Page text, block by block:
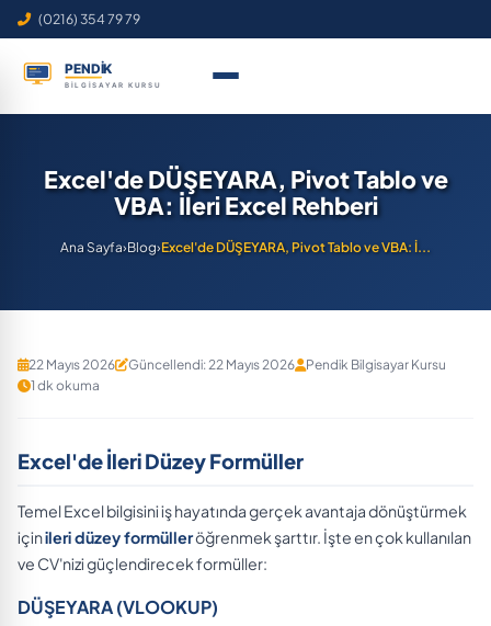
(0216) 354 79 79
Excel'de DÜŞEYARA, Pivot Tablo ve
VBA: İleri Excel Rehberi
Ana Sayfa›Blog›Excel'de DÜŞEYARA, Pivot Tablo ve VBA: İ...
22 Mayıs 2026 Güncellendi: 22 Mayıs 2026
Pendik Bilgisayar Kursu
1 dk okuma
Excel'de İleri Düzey Formüller
Temel Excel bilgisini iş hayatında gerçek avantaja dönüştürmek
içinileri düzey formülleröğrenmek şarttır. İşte en çok kullanılan
ve CV'nizi güçlendirecek formüller:
DÜŞEYARA (VLOOKUP)